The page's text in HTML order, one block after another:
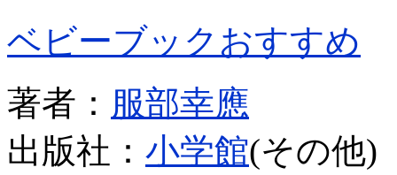
ベビーブックおすすめ
著者： 服部幸應
出版社： 小学館(その他)